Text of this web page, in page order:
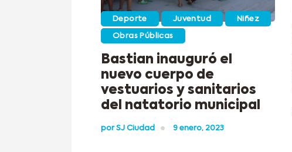
Deporte Juventud Niñez
Obras Públicas
Bastian inauguró el
nuevo cuerpo de
vestuarios y sanitarios
del natatorio municipal
porSJ Ciudad 9 enero, 2023